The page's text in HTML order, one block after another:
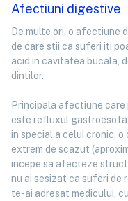
Afectiuni digestive
De multe ori, o afectiune
de care stii ca suferi iti
acid in cavitatea bucala,
dintilor.
Principala afectiune
este refluxul
in special a celui cronic,
extrem de scazut
incepe sa afecteze
nu ai sesizat ca suferi de
te-ai adresat medicului,